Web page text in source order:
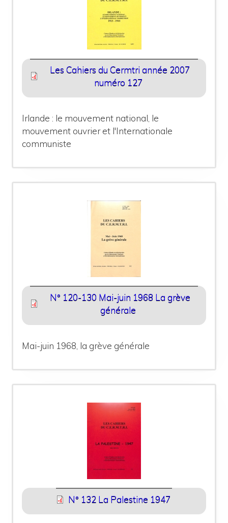
Les Cahiers du Cermtri année 2007
numéro 127
Irlande : le mouvement national, le
mouvement ouvrier et l'Internationale
communiste
N° 120-130 Mai-juin 1968 La grève
générale
Mai-juin 1968, la grève générale
N° 132 La Palestine 1947